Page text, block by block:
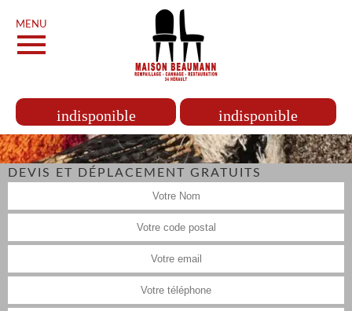
MENU
indisponible indisponible
DEVIS ET DÉPLACEMENT GRATUITS